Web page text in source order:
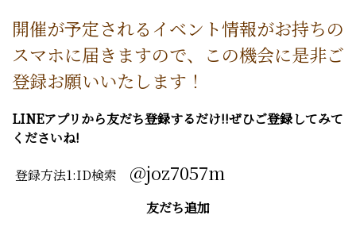
開催が予定されるイベント情報がお持ちの
スマホに届きますので、この機会に是非ご
登録お願いいたします！
LINEアプリから友だち登録するだけ!!ぜひご登録してみて
くださいね!
登録方法1:ID検索 @joz7057m
友だち追加